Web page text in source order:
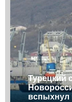
Турецкий
вспыхнул